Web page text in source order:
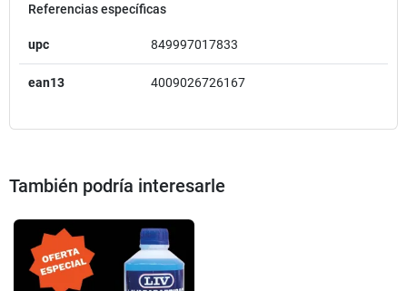
Referencias específicas
upc 849997017833
ean13 4009026726167
También podría interesarle